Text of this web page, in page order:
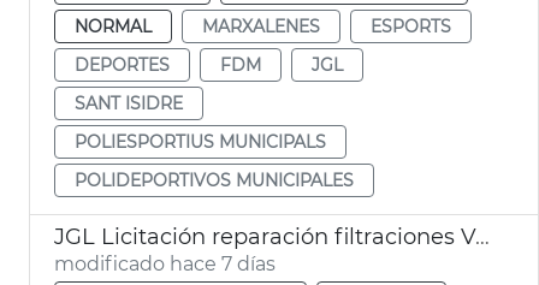
NORMAL
MARXALENES
ESPORTS
DEPORTES
FDM
JGL
SANT ISIDRE
POLIESPORTIUS MUNICIPALS
POLIDEPORTIVOS MUNICIPALES
JGL Licitación reparación filtraciones Velódromo València
modificado hace 7 días